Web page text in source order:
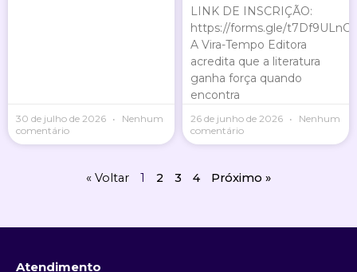
30 de julho de 2026
Nenhum
comentário
LINK DE INSCRIÇÃO:
https://forms.gle/
A Vira-Tempo Editora
acredita que a literatura
ganha força quando
encontra
26 de junho de 2026
Nenhum
comentário
« Voltar 1 2 3 4 Próximo »
Atendimento